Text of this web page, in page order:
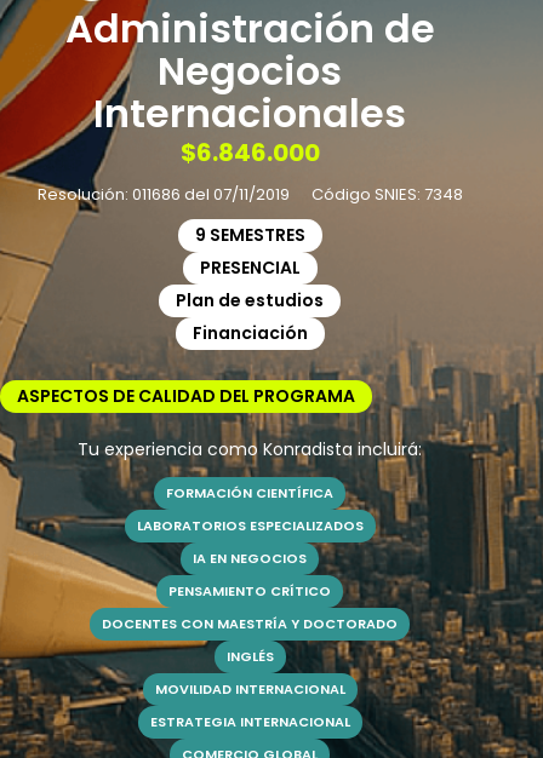
Administración de
Negocios
Internacionales
$6.846.000
Resolución: 011686 del 07/11/2019 Código SNIES: 7348
9 SEMESTRES
PRESENCIAL
Plan de estudios
Financiación
ASPECTOS DE CALIDAD DEL PROGRAMA
Tu experiencia como Konradista incluirá:
FORMACIÓN CIENTÍFICA
LABORATORIOS ESPECIALIZADOS
IA EN NEGOCIOS
PENSAMIENTO CRÍTICO
DOCENTES CON MAESTRÍA Y DOCTORADO
INGLÉS
MOVILIDAD INTERNACIONAL
ESTRATEGIA INTERNACIONAL